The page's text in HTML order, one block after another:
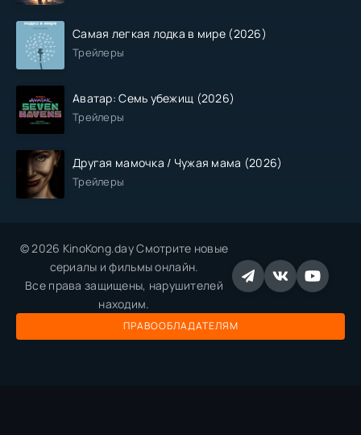
Самая легкая лодка в мире (2026)
Трейлеры
Аватар: Семь убежищ (2026)
Трейлеры
Другая мамочка / Чужая мама (2026)
Трейлеры
© 2026 KinoKong.day Смотрите новые
сериалы и фильмы онлайн.
Все права защищены, нарушителей
находим.
ПРАВООБЛАДАТЕЛЯМ